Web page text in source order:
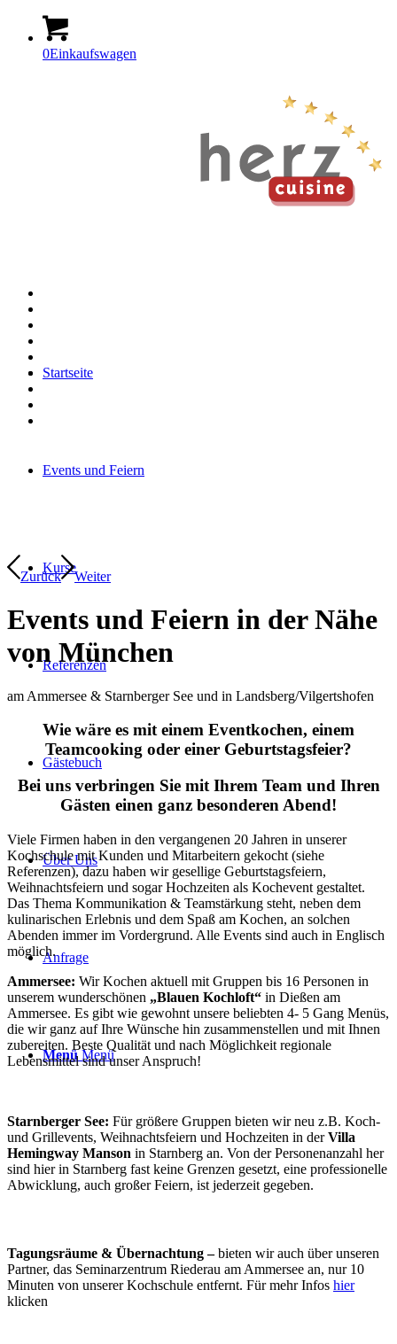
0Einkaufswagen
Startseite
Events und Feiern
Kurse
Referenzen
Gästebuch
Über Uns
Anfrage
Menü Menü
Zurück Weiter
Events und Feiern in der Nähe
von München
am Ammersee & Starnberger See und in Landsberg/Vilgertshofen
Wie wäre es mit einem Eventkochen, einem
Teamcooking oder einer Geburtstagsfeier?
Bei uns verbringen Sie mit Ihrem Team und Ihren
Gästen einen ganz besonderen Abend!
Viele Firmen haben in den vergangenen 20 Jahren in unserer
Kochschule mit Kunden und Mitarbeitern gekocht (siehe
Referenzen), dazu haben wir gesellige Geburtstagsfeiern,
Weihnachtsfeiern und sogar Hochzeiten als Kochevent gestaltet.
Das Thema Kommunikation & Teamstärkung steht, neben dem
kulinarischen Erlebnis und dem Spaß am Kochen, an solchen
Abenden immer im Vordergrund. Alle Events sind auch in Englisch
möglich.
Ammersee: Wir Kochen aktuell mit Gruppen bis 16 Personen in
unserem wunderschönen „Blauen Kochloft“ in Dießen am
Ammersee. Es gibt wie gewohnt unsere beliebten 4- 5 Gang Menüs,
die wir ganz auf Ihre Wünsche hin zusammenstellen und mit Ihnen
zubereiten. Beste Qualität und nach Möglichkeit regionale
Lebensmittel sind unser Anspruch!
Starnberger See: Für größere Gruppen bieten wir neu z.B. Koch-
und Grillevents, Weihnachtsfeiern und Hochzeiten in derVilla
Hemingway Manson in Starnberg an. Von der Personenanzahl her
sind hier in Starnberg fast keine Grenzen gesetzt, eine professionelle
Abwicklung, auch großer Feiern, ist jederzeit gegeben.
Tagungsräume & Übernachtung –bieten wir auch über unseren
Partner, das Seminarzentrum Riederau am Ammersee an, nur 10
Minuten von unserer Kochschule entfernt. Für mehr Infos hier
klicken